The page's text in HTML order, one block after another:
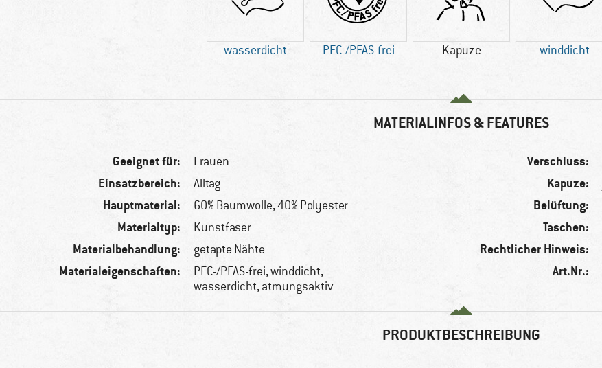
wasserdicht PFC-/PFAS-frei Kapuze winddicht
MATERIALINFOS & FEATURES
Geeignet für: Frauen
Einsatzbereich: Alltag
Hauptmaterial: 60% Baumwolle, 40% Polyester
Materialtyp: Kunstfaser
Materialbehandlung: getapte Nähte
Materialeigenschaften:
PFC-/PFAS-frei, winddicht,
wasserdicht, atmungsaktiv
Verschluss:
Kapuze:
Belüftung:
Taschen:
Rechtlicher Hinweis:
Art.Nr.:
PRODUKTBESCHREIBUNG